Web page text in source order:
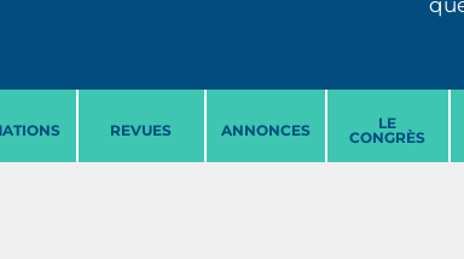
REVUES ANNONCES
LE
CONGRÈS